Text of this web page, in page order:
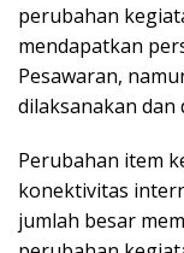
perubahan
mendapatkan
Pesawaran,
dilaksanakan dan
Perubahan item
konektivitas
jumlah besar